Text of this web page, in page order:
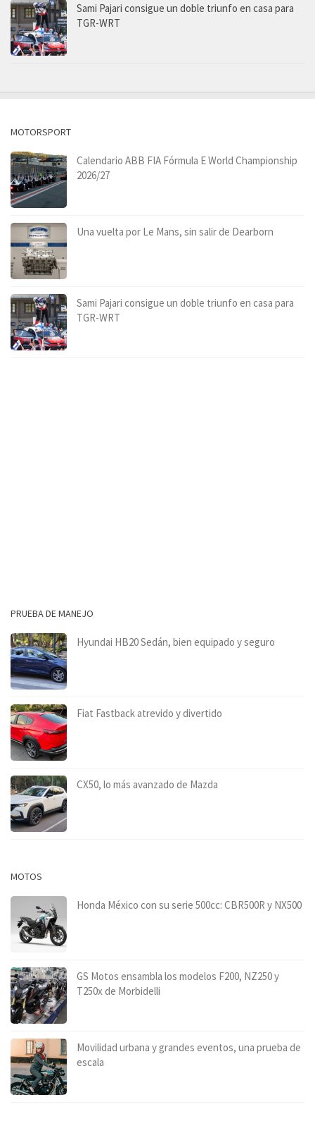
Sami Pajari consigue un doble triunfo en casa para
TGR-WRT
MOTORSPORT
Calendario ABB FIA Fórmula E World Championship
2026/27
Una vuelta por Le Mans, sin salir de Dearborn
Sami Pajari consigue un doble triunfo en casa para
TGR-WRT
PRUEBA DE MANEJO
Hyundai HB20 Sedán, bien equipado y seguro
Fiat Fastback atrevido y divertido
CX50, lo más avanzado de Mazda
MOTOS
Honda México con su serie 500cc: CBR500R y NX500
GS Motos ensambla los modelos F200, NZ250 y
T250x de Morbidelli
Movilidad urbana y grandes eventos, una prueba de
escala